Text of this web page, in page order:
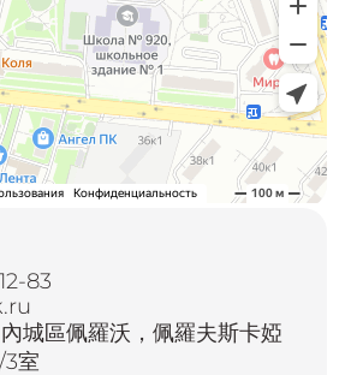
83
內城區佩羅沃，佩羅夫斯卡婭
3室